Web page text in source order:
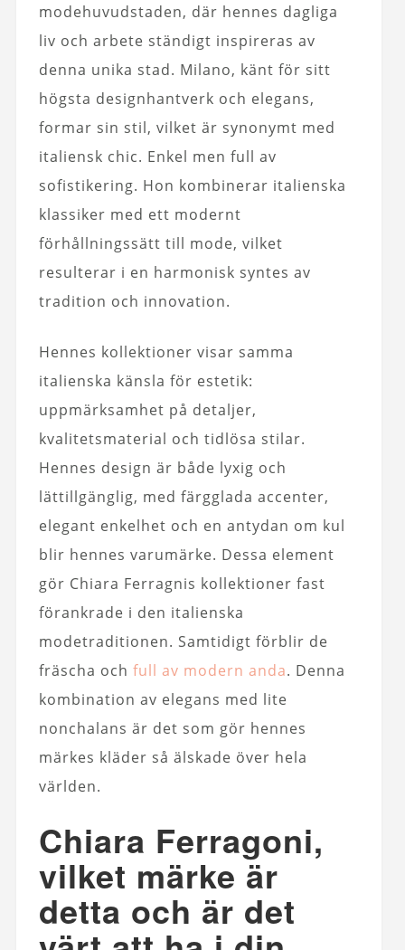
modehuvudstaden, där hennes dagliga
liv och arbete ständigt inspireras av
denna unika stad. Milano, känt för sitt
högsta designhantverk och elegans,
formar sin stil, vilket är synonymt med
italiensk chic. Enkel men full av
sofistikering. Hon kombinerar italienska
klassiker med ett modernt
förhållningssätt till mode, vilket
resulterar i en harmonisk syntes av
tradition och innovation.
Hennes kollektioner visar samma
italienska känsla för estetik:
uppmärksamhet på detaljer,
kvalitetsmaterial och tidlösa stilar.
Hennes design är både lyxig och
lättillgänglig, med färgglada accenter,
elegant enkelhet och en antydan om kul
blir hennes varumärke. Dessa element
gör Chiara Ferragnis kollektioner fast
förankrade i den italienska
modetraditionen. Samtidigt förblir de
fräscha och full av modern anda. Denna
kombination av elegans med lite
nonchalans är det som gör hennes
märkes kläder så älskade över hela
världen.
Chiara Ferragoni,
vilket märke är
detta och är det